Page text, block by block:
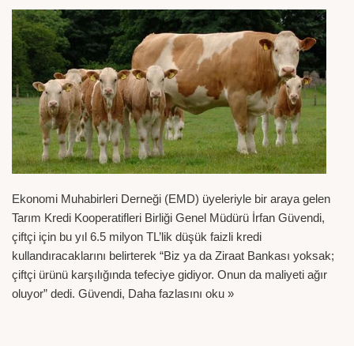
Ekonomi Muhabirleri Derneği (EMD) üyeleriyle bir araya gelen
Tarım Kredi Kooperatifleri Birliği Genel Müdürü İrfan Güvendi,
çiftçi için bu yıl 6.5 milyon TL’lik düşük faizli kredi
kullandıracaklarını belirterek “Biz ya da Ziraat Bankası yoksak;
çiftçi ürünü karşılığında tefeciye gidiyor. Onun da maliyeti ağır
oluyor” dedi. Güvendi, Daha fazlasını oku »